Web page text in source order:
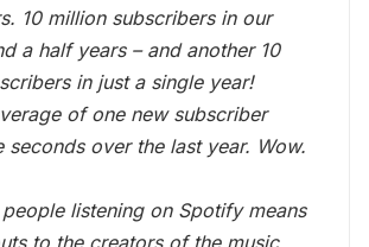
10 million subscribers in our
a half years – and another 10
in just a single year!
of one new subscriber
seconds over the last year. Wow.
listening on Spotify means